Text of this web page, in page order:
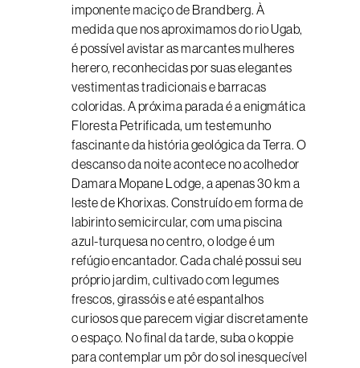
imponente maciço de Brandberg. À
medida que nos aproximamos do rio Ugab,
é possível avistar as marcantes mulheres
herero, reconhecidas por suas elegantes
vestimentas tradicionais e barracas
coloridas. A próxima parada é a enigmática
Floresta Petrificada, um testemunho
fascinante da história geológica da Terra. O
descanso da noite acontece no acolhedor
Damara Mopane Lodge, a apenas 30 km a
leste de Khorixas. Construído em forma de
labirinto semicircular, com uma piscina
azul-turquesa no centro, o lodge é um
refúgio encantador. Cada chalé possui seu
próprio jardim, cultivado com legumes
frescos, girassóis e até espantalhos
curiosos que parecem vigiar discretamente
o espaço. No final da tarde, suba o koppie
para contemplar um pôr do sol inesquecível